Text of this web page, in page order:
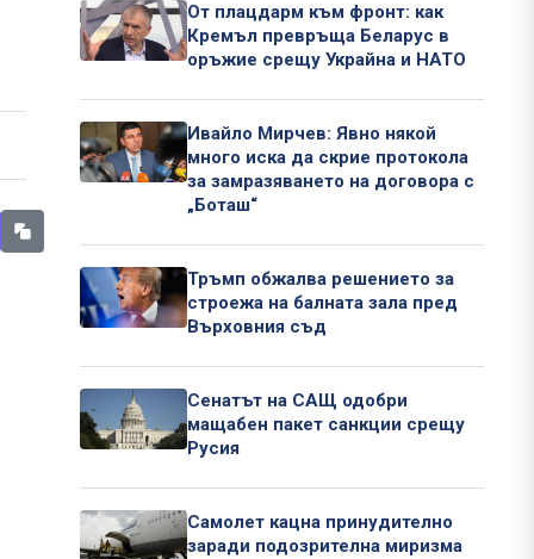
От плацдарм към фронт: как
Кремъл превръща Беларус в
оръжие срещу Украйна и НАТО
Ивайло Мирчев: Явно някой
много иска да скрие протокола
за замразяването на договора с
„Боташ“
Тръмп обжалва решението за
строежа на балната зала пред
Върховния съд
Сенатът на САЩ одобри
мащабен пакет санкции срещу
Русия
Самолет кацна принудително
заради подозрителна миризма